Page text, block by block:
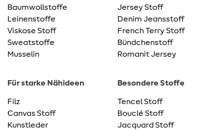
Baumwollstoffe
Leinenstoffe
Viskose Stoff
Sweatstoffe
Musselin
Jersey Stoff
Denim Jeansstoff
French Terry Stoff
Bündchenstoff
Romanit Jersey
Für starke Nähideen
Filz
Canvas Stoff
Kunstleder
Besondere Stoffe
Tencel Stoff
Bouclé Stoff
Jacquard Stoff